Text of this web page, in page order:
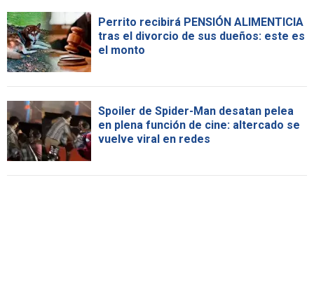
Perrito recibirá PENSIÓN ALIMENTICIA
tras el divorcio de sus dueños: este es
el monto
Spoiler de Spider-Man desatan pelea
en plena función de cine: altercado se
vuelve viral en redes